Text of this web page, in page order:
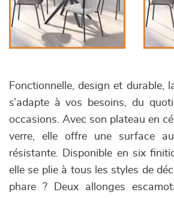
Fonctionnelle, design et durable,
s’adapte à vos besoins, du
occasions. Avec son plateau en
verre, elle offre une surface
résistante. Disponible en six
elle se plie à tous les styles de
phare ? Deux allonges